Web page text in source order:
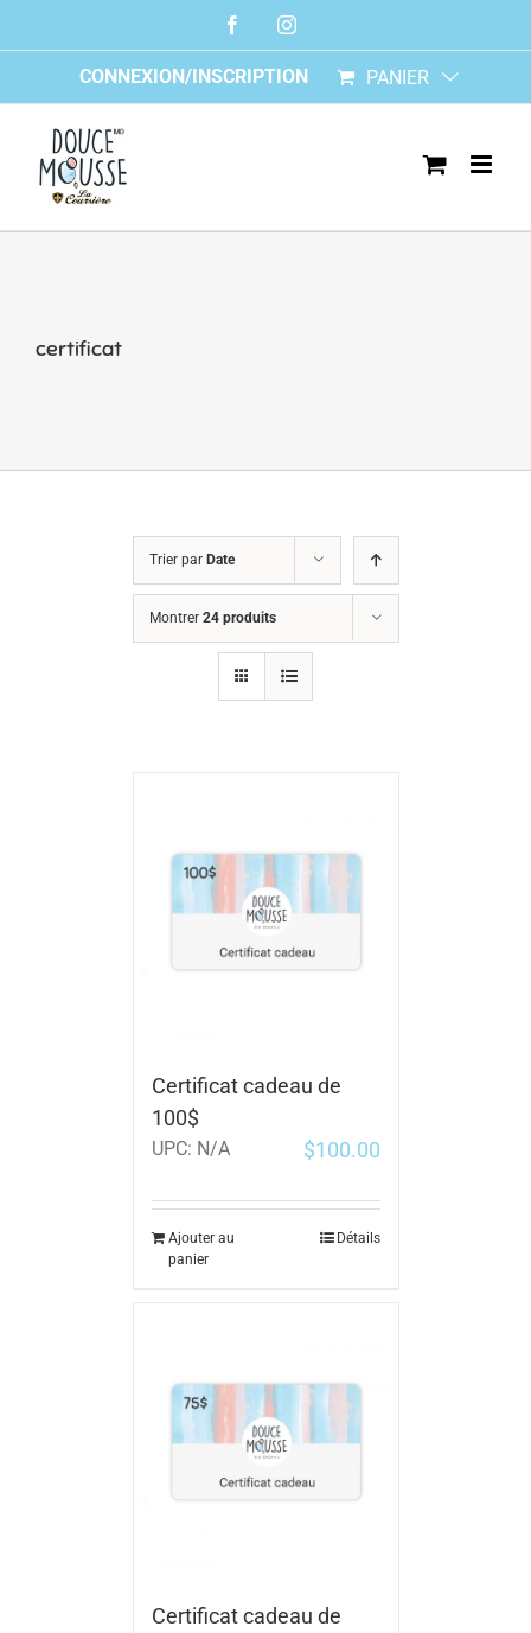
FacebookInstagram
CONNEXION/INSCRIPTION PANIER
certificat
Trier par Date
Montrer 24 produits
Certificat cadeau de
100$
UPC: N/A $100.00
Ajouter au
panier
Détails
Certificat cadeau de